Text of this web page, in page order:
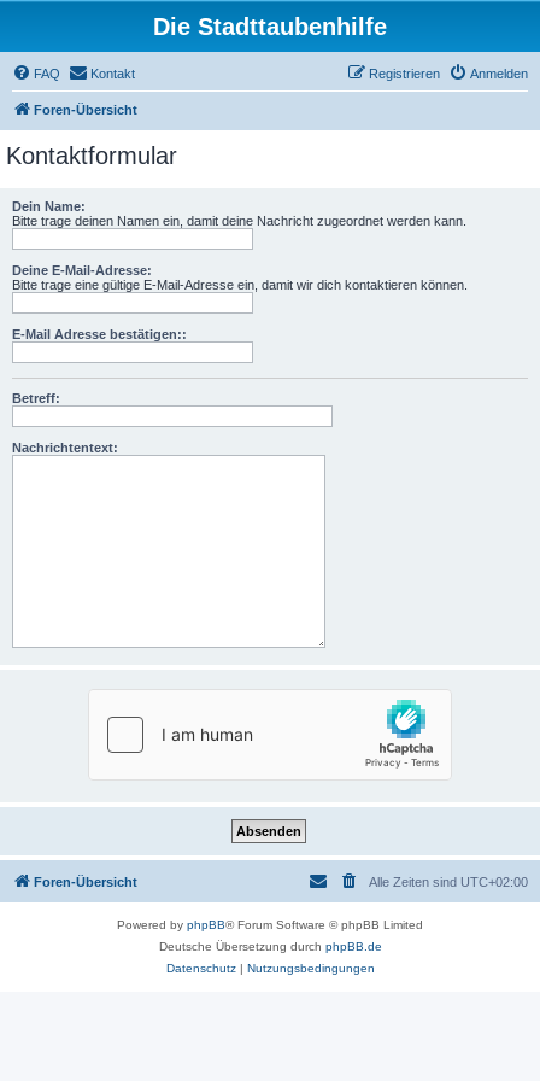
Die Stadttaubenhilfe
FAQ Kontakt Anmelden
Registrieren
Foren-Übersicht
Kontaktformular
Dein Name:
Bitte trage deinen Namen ein, damit deine Nachricht zugeordnet werden kann.
Deine E-Mail-Adresse:
Bitte trage eine gültige E-Mail-Adresse ein, damit wir dich kontaktieren können.
E-Mail Adresse bestätigen::
Betreff:
Nachrichtentext:
Foren-Übersicht Alle Zeiten sind UTC+02:00
Powered by phpBB® Forum Software © phpBB Limited
Deutsche Übersetzung durch phpBB.de
Datenschutz| Nutzungsbedingungen